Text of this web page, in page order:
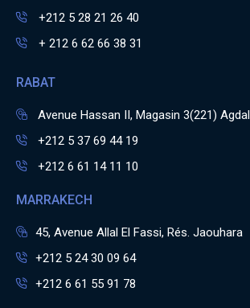
+212 5 28 21 26 40
+ 212 6 62 66 38 31
RABAT
Avenue Hassan II, Magasin 3(221) Agdal
+212 5 37 69 44 19
+212 6 61 14 11 10
MARRAKECH
45, Avenue Allal El Fassi, Rés. Jaouhara
+212 5 24 30 09 64
+212 6 61 55 91 78